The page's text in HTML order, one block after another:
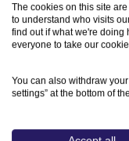
The cookies on this site
to understand who visits
find out if what we're doing
everyone to take our
You can also withdraw
settings” at the bottom of